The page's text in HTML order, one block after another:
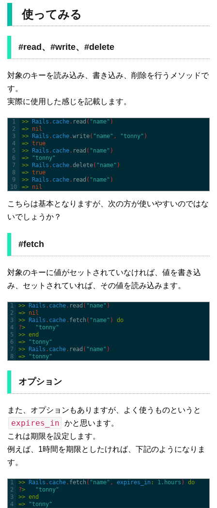
使ってみる
#read、#write、#delete
対象のキーを読み込み、書き込み、削除を行うメソッドで
す。
実際に使用した感じを記載します。
1
2
3
4
5
6
7
8
9
10
>> Rails . cache. read ( "name" )
=> nil
>> Rails . cache.write( "name" , "tonny" )
=> true
>> Rails . cache. read ( "name" )
=>
"tonny"
>> Rails . cache.delete( "name" )
=> true
>> Rails . cache. read ( "name" )
=> nil
こちらは基本となりますが、次の方が使いやすいのではな
いでしょうか？
#fetch
対象のキーに値がセットされていなければ、値を書き込
み、セットされていれば、その値を読み込みます。
1
2
3
4
5
6
7
8
>> Rails . cache. read ( "name" )
=> nil
>> Rails . cache. fetch ( "name" )
do
?>
"tonny"
>> end
=>
"tonny"
>> Rails . cache. read ( "name" )
=> "tonny"
オプション
また、オプションもありますが、よく使うものというと
expires_in
かと思います。
これは期限を設定します。
例えば、1時間を期限としたければ、下記のようになりま
す。
1
2
3
4
>> Rails . cache. fetch ( "name" , expires_in : 1.hours )
do
?>
"tonny"
>> end
=> "tonny"